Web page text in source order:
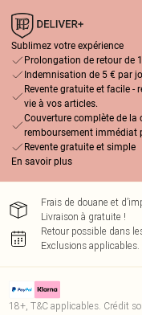
Sublimez votre expérience
Prolongation de retour de
Indemnisation de 5 € par
Revente gratuite et facile -
vie à vos articles.
Couverture complète de la
remboursement immédiat
Revente gratuite et simple
En savoir plus
Frais de douane et
Livraison à gratuite !
Retour possible dans
Exclusions applicables.
18+, T&C applicables. Crédit